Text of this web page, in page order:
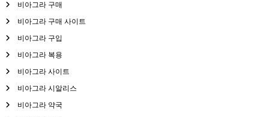
비아그라 구매
비아그라 구매 사이트
비아그라 구입
비아그라 복용
비아그라 사이트
비아그라 시알리스
비아그라 약국